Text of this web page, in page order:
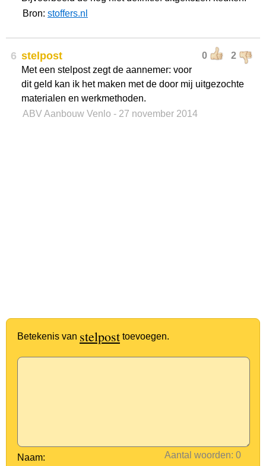
Bron: stoffers.nl
6 0 2
stelpost
Met een stelpost zegt de aannemer: voor
dit geld kan ik het maken met de door mij uitgezochte
materialen en werkmethoden.
ABV Aanbouw Venlo - 27 november 2014
Betekenis van stelpost toevoegen.
Aantal woorden:
Naam: